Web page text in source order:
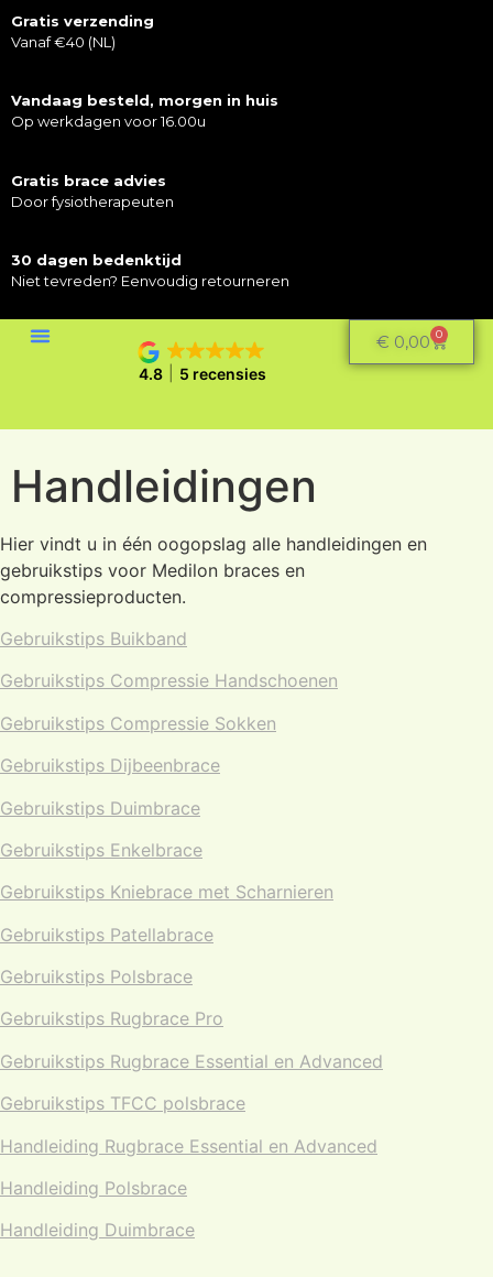
Gratis verzending
Vanaf €40 (NL)
Vandaag besteld, morgen in huis
Op werkdagen voor 16.00u
Gratis brace advies
Door fysiotherapeuten
30 dagen bedenktijd
Niet tevreden? Eenvoudig retourneren
4.8 5 recensies
€ 0,00 0
Handleidingen
Hier vindt u in één oogopslag alle handleidingen en
gebruikstips voor Medilon braces en
compressieproducten.
Gebruikstips Buikband
Gebruikstips Compressie Handschoenen
Gebruikstips Compressie Sokken
Gebruikstips Dijbeenbrace
Gebruikstips Duimbrace
Gebruikstips Enkelbrace
Gebruikstips Kniebrace met Scharnieren
Gebruikstips Patellabrace
Gebruikstips Polsbrace
Gebruikstips Rugbrace Pro
Gebruikstips Rugbrace Essential en Advanced
Gebruikstips TFCC polsbrace
Handleiding Rugbrace Essential en Advanced
Handleiding Polsbrace
Handleiding Duimbrace